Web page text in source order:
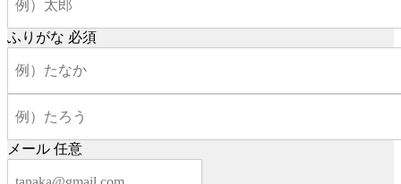
ふりがな 必須
メール 任意